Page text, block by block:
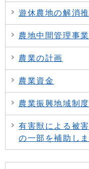
遊休農地の解消
農地中間管理事業
農業の計画
農業資金
農業振興地域制
有害獣による被
の一部を補助し